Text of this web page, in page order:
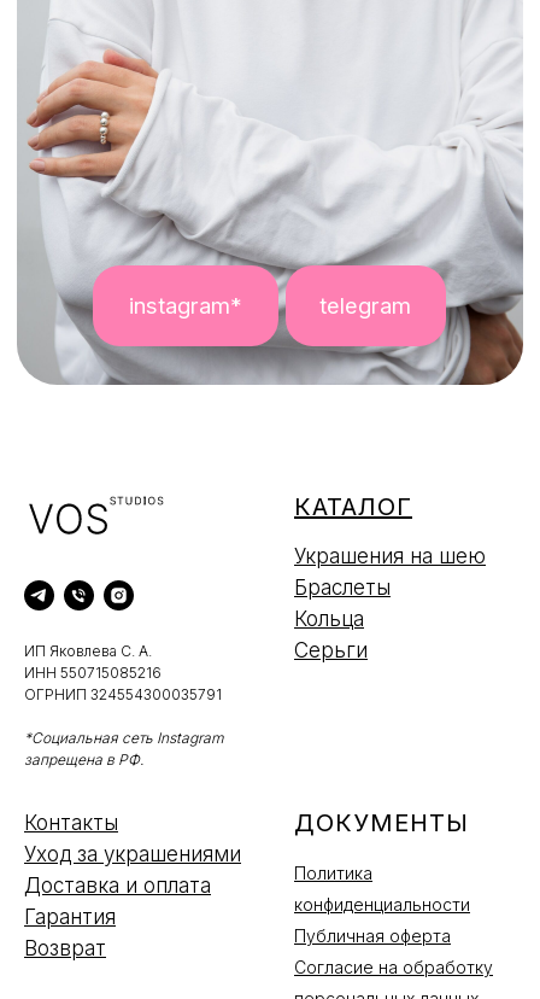
ИП Яковлева С. А.
ИНН 550715085216
ОГРНИП 324554300035791
*Социальная сеть Instagram
запрещена в РФ.
КАТАЛОГ
Украшения на шею
Браслеты
Кольца
Серьги
Контакты
Уход за украшениями
Доставка и оплата
Гарантия
Возврат
ДОКУМЕНТЫ
Политика
конфиденциальности
Публичная оферта
Согласие на обработку